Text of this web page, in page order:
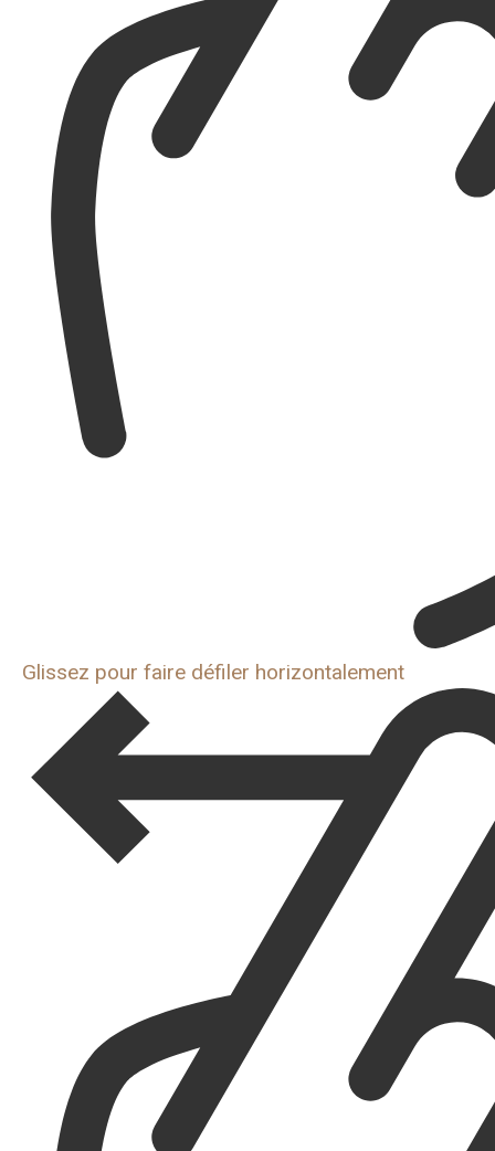
Glissez pour faire défiler horizontalement